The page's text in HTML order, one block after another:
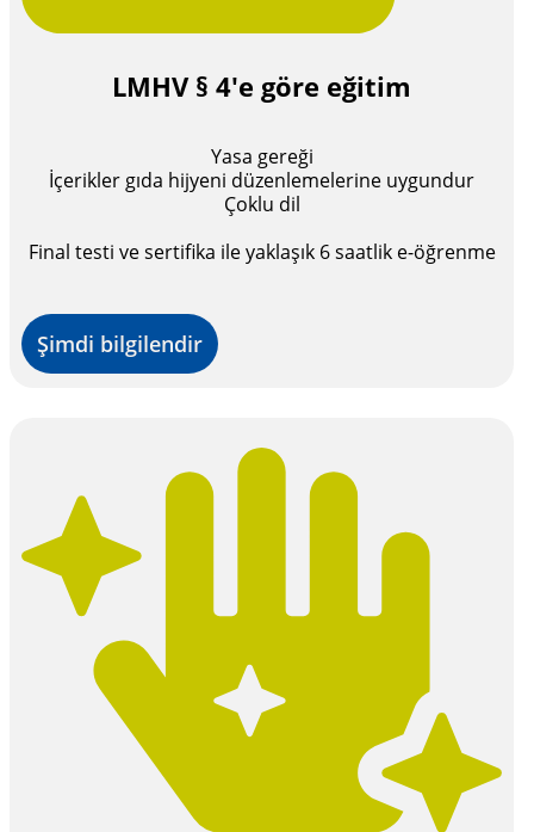
LMHV § 4'e göre eğitim
Yasa gereği
İçerikler gıda hijyeni düzenlemelerine uygundur
Çoklu dil
Final testi ve sertifika ile yaklaşık 6 saatlik e-öğrenme
Şimdi bilgilendir